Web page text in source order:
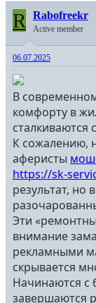
R Rabofreekr
Active member
06.07.2025
В
комфорту в
сталкиваются
К сожалению,
аферисты
https://sk-
результат, но
Эти
внимание
рекламными
скрывается
Начинаются с
завершаются